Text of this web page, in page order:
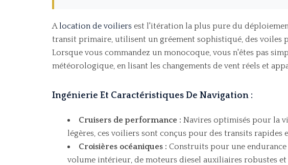
Alocation de voiliers est l'itération la plus pure du
transit primaire, utilisent un gréement sophistiqué, des voiles
Lorsque vous commandez un monocoque, vous n'êtes pas
météorologique, en lisant les changements de vent réels et
Ingénierie Et Caractéristiques De Navigation :
Cruisers de performance : Navires optimisés pour la
légères, ces voiliers sont conçus pour des transits rapides
Croisières océaniques : Construits pour une
volume intérieur, de moteurs diesel auxiliaires robustes